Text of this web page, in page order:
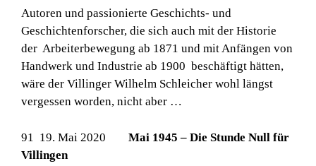
Autoren und passionierte Geschichts- und
Geschichtenforscher, die sich auch mit der Historie
der Arbeiterbewegung ab 1871 und mit Anfängen von
Handwerk und Industrie ab 1900 beschäftigt hätten,
wäre der Villinger Wilhelm Schleicher wohl längst
vergessen worden, nicht aber …
91 19. Mai 2020 Mai 1945 – Die Stunde Null für
Villingen